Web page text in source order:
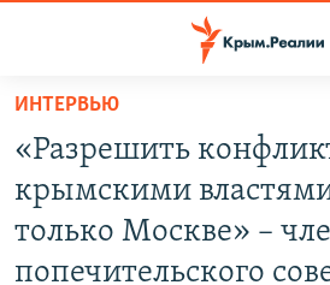
Вернуться
основному
содержанию
Вернутся
главной
СПЕЦПРОЕКТЫ
ВОДА
ИНТЕРВЬЮ
«Разрешить
крымскими
только Москве» –
попечительского